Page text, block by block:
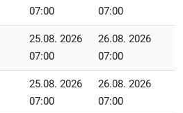
07:00
07:00
25.08. 2026
07:00
26.08. 2026
07:00
25.08. 2026
07:00
26.08. 2026
07:00